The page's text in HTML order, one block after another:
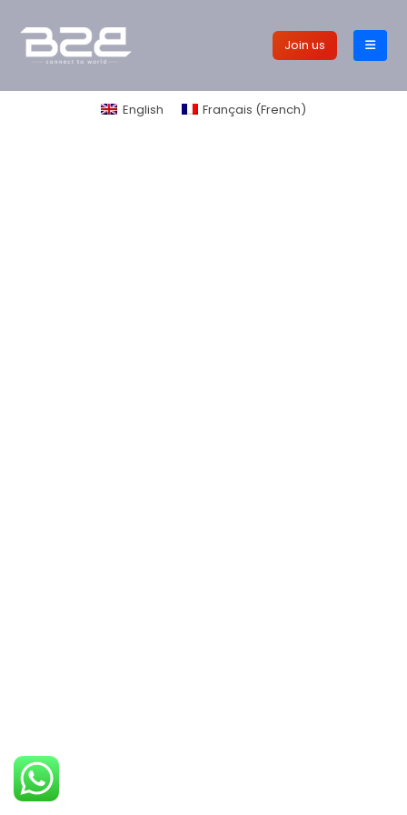
Join us
English Français (French)